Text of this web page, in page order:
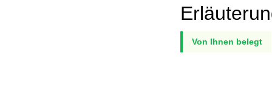
Von Ihnen belegt